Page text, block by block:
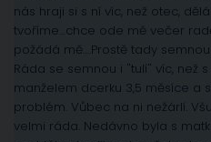
nás hraji si s ní víc, než otec,
tvoříme…chce ode mě večer
požádá mě….Prostě tady
Ráda se semnou i "tulí" víc, než
manželem dcerku 3,5 měsíce a
problém. Vůbec na ni nežárlí.
velmi ráda. Nedávno byla s